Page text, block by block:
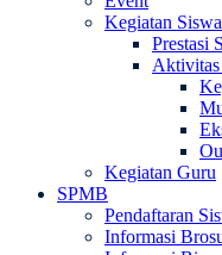
Kegiatan Siswa
Prestasi
Kegiatan Guru
SPMB
Pendaftaran
Informasi